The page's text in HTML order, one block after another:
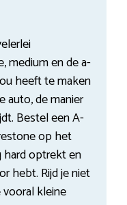
medium en de a-
heeft te maken
auto, de manier
Bestel een A-
op het
hard optrekt en
hebt. Rijd je niet
kleine